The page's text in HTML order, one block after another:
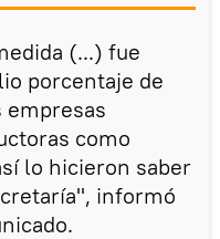
(...) fue
porcentaje de
como
lo hicieron saber
informó